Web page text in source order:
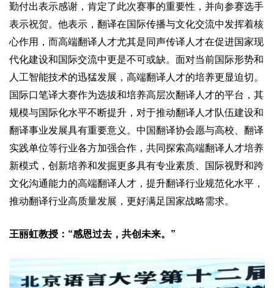
勤付出表示感谢，肯定了此次赛事的重要性，并向参赛选手
表示祝贺。他表示，翻译在国际传播与文化交流中发挥着核
心作用，而高端翻译人才尤其是同声传译人才在促进国家现
代化建设和国际交流中更是不可或缺。面对当前国际形势和
人工智能技术的迅猛发展，高端翻译人才的培养更显迫切。
国际口笔译大赛作为选拔和培养高层次翻译人才的平台，其
规模与国际化水平不断提升，对于推动翻译人才队伍建设和
翻译事业发展具有重要意义。中国翻译协会愿与高校、翻译
实践单位等行业各方加强合作，共同探索高端翻译人才培养
新模式，创新培养和发掘更多具有专业素质、国际视野和跨
文化沟通能力的高端翻译人才，提升翻译行业规范化水平，
推动翻译行业高质量发展，更好满足国家战略需求。
王丽虹教授：“感恩过去，共创未来。”